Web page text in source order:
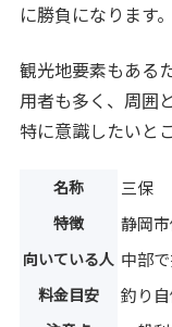
に勝負になります。
観光地要素もある
用者も多く、周囲
特に意識したいと
名称 三保
特徴 静岡
向いている人 中部
料金目安 釣り